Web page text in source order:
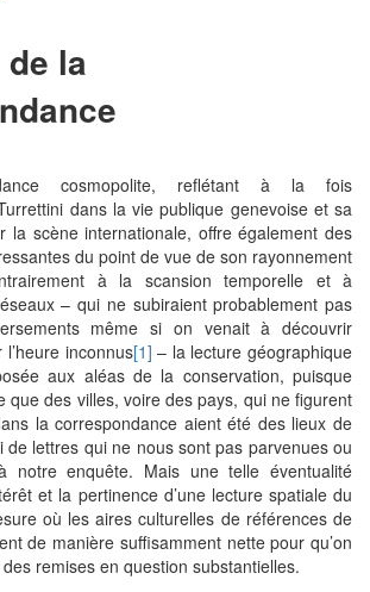
la
cosmopolite, reflétant à la fois
dans la vie publique genevoise et sa
la scène internationale, offre également des
du point de vue de son rayonnement
à la scansion temporelle et à
– qui ne subiraient probablement pas
même si on venait à découvrir
inconnus[1] – la lecture géographique
aux aléas de la conservation, puisque
que des villes, voire des pays, qui ne figurent
la correspondance aient été des lieux de
de lettres qui ne nous sont pas parvenues ou
notre enquête. Mais une telle éventualité
et la pertinence d’une lecture spatiale du
où les aires culturelles de références de
de manière suffisamment nette pour qu’on
remises en question substantielles.